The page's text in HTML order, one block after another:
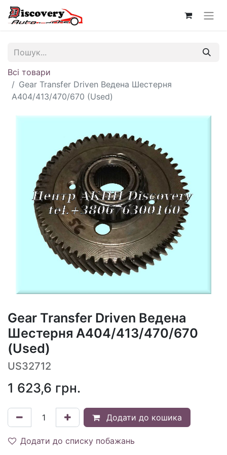
Всі товари
Gear Transfer Driven Ведена Шестерня
A404/413/470/670 (Used)
Gear Transfer Driven Ведена
Шестерня A404/413/470/670
(Used)
US32712
1 623,6 грн.
Додати до кошика
Додати до списку побажань